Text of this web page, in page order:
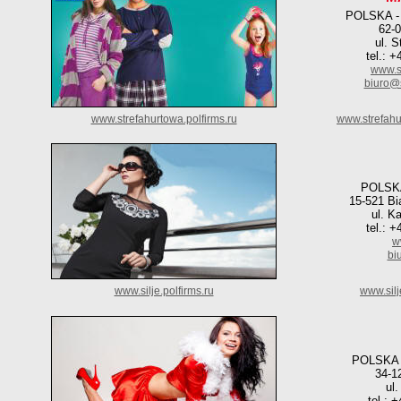
POLSKA
62-
ul.
tel.:
www.strefahurtowa.polfirms.ru
15-521
ul.
tel.:
www.silje.polfirms.ru
34-
ul.